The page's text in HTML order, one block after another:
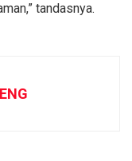
tandasnya.